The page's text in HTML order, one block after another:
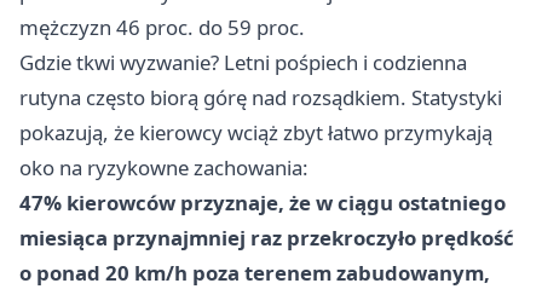
mężczyzn 46 proc. do 59 proc.
Gdzie tkwi wyzwanie? Letni pośpiech i codzienna
rutyna często biorą górę nad rozsądkiem. Statystyki
pokazują, że kierowcy wciąż zbyt łatwo przymykają
oko na ryzykowne zachowania:
47% kierowców przyznaje, że w ciągu ostatniego
miesiąca przynajmniej raz przekroczyło prędkość
o ponad 20 km/h poza terenem zabudowanym,